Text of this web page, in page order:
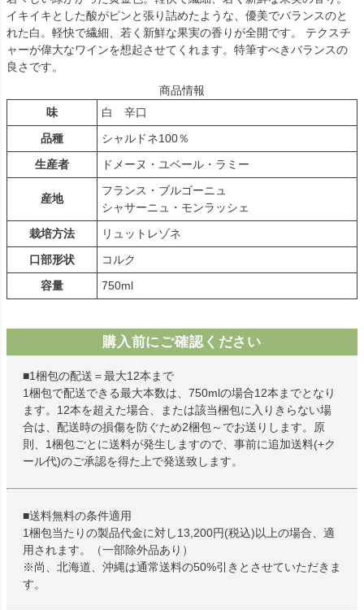
イキイキとした酸がピンと張り詰めたような、優美でバランスのと
れた白。軽快で繊細、若く新鮮な果実の香りが全開です。 テクスチ
ャーが偉大なワインを想起させてくれます。特筆すべきバランスの
良さです。
商品情報
味
白 辛口
品種
シャルドネ100％
生産者
ドメーヌ・ユベール・ラミー
産地
フランス・ブルゴーニュ
シャサーニュ・モンラッシェ
栽培方法
リュットレゾネ
口部形状
コルク
容量
750ml
購入前にご確認ください
■1梱包の配送＝最大12本まで
1梱包で配送できる最大本数は、750mlの場合12本までとなり
ます。12本を超えた場合、または該当梱包に入りきらない場
合は、配送時の損傷を防ぐため2梱包～でお送りします。原
則、1梱包ごとに送料が発生しますので、事前に追加送料(+ク
ール代)のご承認を得た上で発送致します。
■送料無料の条件適用
1梱包当たりの製品代金に対し13,200円(税込)以上の場合、適
用されます。（一部除外品あり）
※尚、北海道、沖縄は通常送料の50%引きとさせていただきま
す。